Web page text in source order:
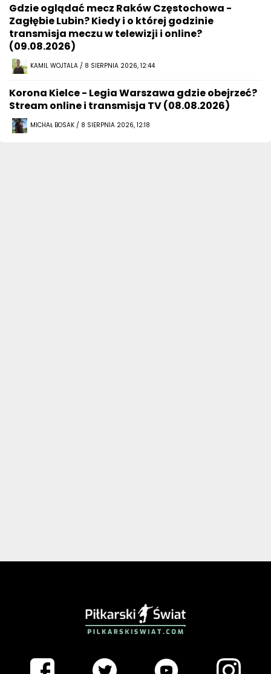
Gdzie oglądać mecz Raków Częstochowa -
Zagłębie Lubin? Kiedy i o której godzinie
transmisja meczu w telewizji i online?
(09.08.2026)
KAMIL WOJTALA / 8 SIERPNIA 2026, 12:44
Korona Kielce - Legia Warszawa gdzie obejrzeć?
Stream online i transmisja TV (08.08.2026)
MICHAŁ BOSAK / 8 SIERPNIA 2026, 12:18